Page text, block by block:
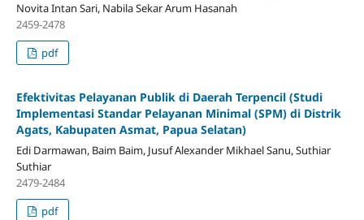
Novita Intan Sari, Nabila Sekar Arum Hasanah
2459-2478
pdf
Efektivitas Pelayanan Publik di Daerah Terpencil (Studi
Implementasi Standar Pelayanan Minimal (SPM) di Distrik
Agats, Kabupaten Asmat, Papua Selatan)
Edi Darmawan, Baim Baim, Jusuf Alexander Mikhael Sanu, Suthiar
Suthiar
2479-2484
pdf